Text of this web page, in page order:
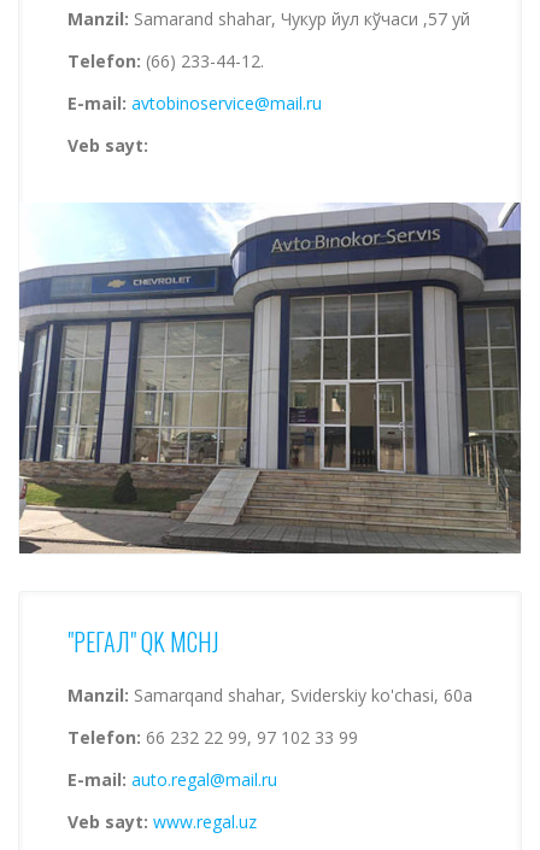
Manzil: Samarand shahar, Чукур йул кўчаси ,57 уй
Telefon: (66) 233-44-12.
E-mail: avtobinoservice@mail.ru
Veb sayt:
"РЕГАЛ" QK MCHJ
Manzil: Samarqand shahar, Sviderskiy ko'chasi, 60a
Telefon: 66 232 22 99, 97 102 33 99
E-mail: auto.regal@mail.ru
Veb sayt: www.regal.uz